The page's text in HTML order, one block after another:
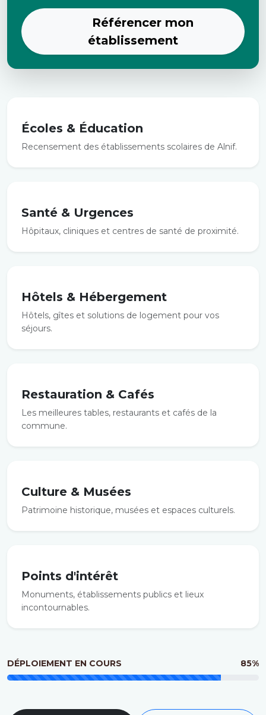
Référencer mon
établissement
Écoles & Éducation
Recensement des établissements scolaires de Alnif.
Santé & Urgences
Hôpitaux, cliniques et centres de santé de proximité.
Hôtels & Hébergement
Hôtels, gîtes et solutions de logement pour vos
séjours.
Restauration & Cafés
Les meilleures tables, restaurants et cafés de la
commune.
Culture & Musées
Patrimoine historique, musées et espaces culturels.
Points d'intérêt
Monuments, établissements publics et lieux
incontournables.
DÉPLOIEMENT EN COURS 85%